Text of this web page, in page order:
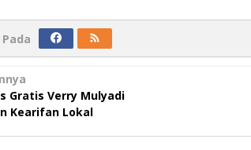
Gratis Verry Mulyadi
Kearifan Lokal